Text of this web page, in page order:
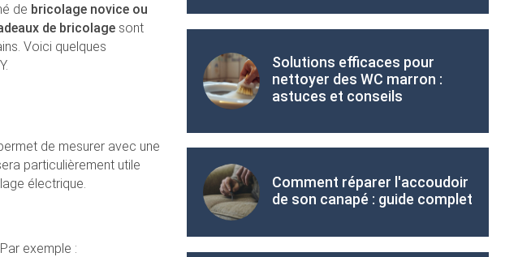
de bricolage novice ou
de bricolage sont
Voici quelques
de mesurer avec une
particulièrement utile
électrique.
exemple :
Solutions efficaces pour
nettoyer des WC marron :
astuces et conseils
Comment réparer l'accoudoir
de son canapé : guide complet